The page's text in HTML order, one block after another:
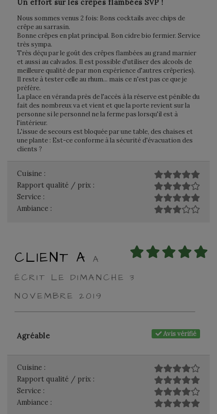
Un effort sur les crêpes flambées SVP !
Nous sommes venus 2 fois: Bons cocktails avec chips de
crêpe au sarrasin.
Bonne crêpes en plat principal. Bon cidre bio fermier. Service
très sympa.
Très déçu par le goût des crêpes flambées au grand marnier
et aussi au calvados. Il est possible d'utiliser des alcools de
meilleure qualité de par mon expérience d'autres crêperies).
Il reste à tester celle au rhum... mais ce n'est pas ce que je
préfère.
La place en véranda près de l'accès à la réserve est pénible du
fait des nombreux va et vient et que la porte revient sur la
personne si le personnel ne la ferme pas lorsqu'il est à
l'intérieur.
L'issue de secours est bloquée par une table, des chaises et
une plante : Est-ce conforme à la sécurité d'évacuation des
clients ?
Cuisine :
Rapport qualité / prix :
Service :
Ambiance :
CLIENT A
A
ÉCRIT LE DIMANCHE 3
NOVEMBRE 2019
Avis vérifié
Agréable
Cuisine :
Rapport qualité / prix :
Service :
Ambiance :